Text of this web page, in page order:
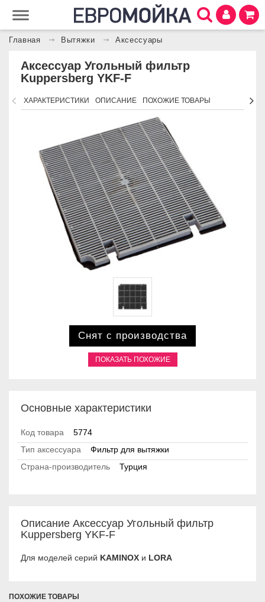
Главная Вытяжки Аксессуары
Аксессуар Угольный фильтр
Kuppersberg YKF-F
ХАРАКТЕРИСТИКИ ОПИСАНИЕ ПОХОЖИЕ ТОВАРЫ
Снят с производства
ПОКАЗАТЬ ПОХОЖИЕ
Основные характеристики
Код товара
5774
Тип аксессуара
Фильтр для вытяжки
Страна-производитель
Турция
Описание Аксессуар Угольный фильтр
Kuppersberg YKF-F
Для моделей серий KAMINOX и LORA
ПОХОЖИЕ ТОВАРЫ